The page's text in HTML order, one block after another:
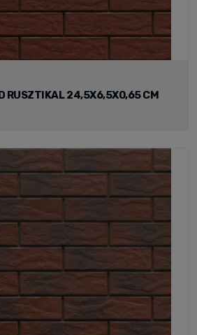
RUSZTIKAL 24,5X6,5X0,65 CM